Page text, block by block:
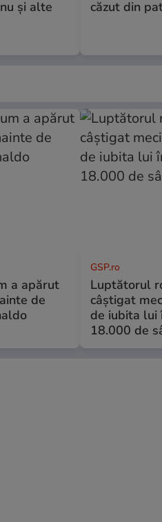
și alte
căzut din
a apărut
de
GSP.ro
Luptătorul
câștigat
de iubita lui
18.000 de